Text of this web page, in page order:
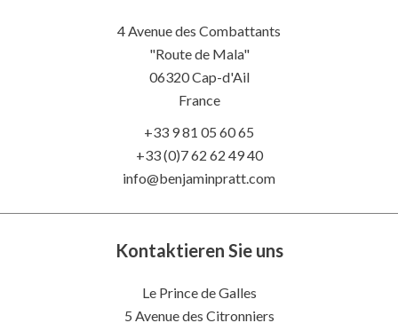
4 Avenue des Combattants
"Route de Mala"
06320Cap-d'Ail
France
+33 9 81 05 60 65
+33 (0)7 62 62 49 40
info@benjaminpratt.com
Kontaktieren Sie uns
Le Prince de Galles
5 Avenue des Citronniers